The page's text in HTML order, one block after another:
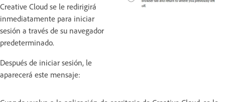
Creative Cloud se le redirigirá
inmediatamente para iniciar
sesión a través de su navegador
predeterminado.
Después de iniciar sesión, le
aparecerá este mensaje: